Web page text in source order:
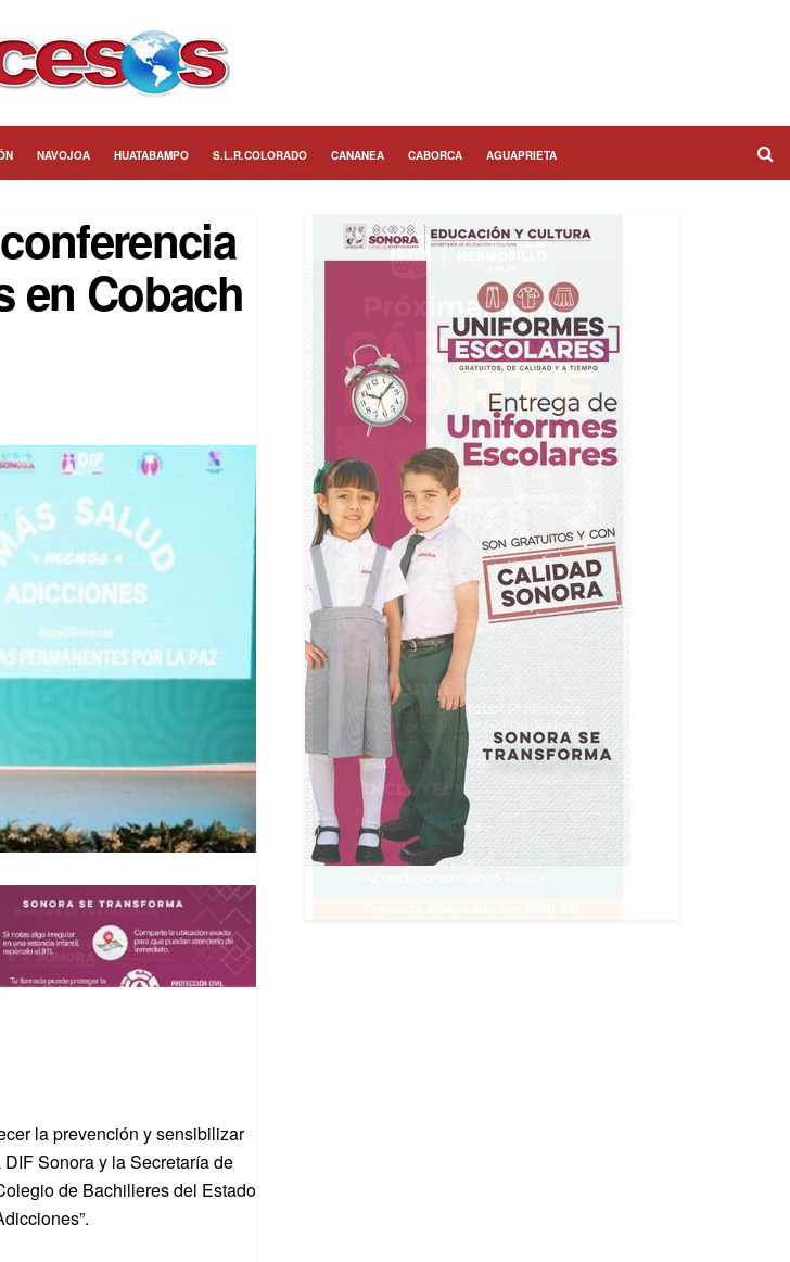
NAVOJOA HUATABAMPO S.L.R.COLORADO CANANEA CABORCA AGUAPRIETA
en Cobach
la prevención y sensibilizar
Sonora y la Secretaría de
de Bachilleres del Estado